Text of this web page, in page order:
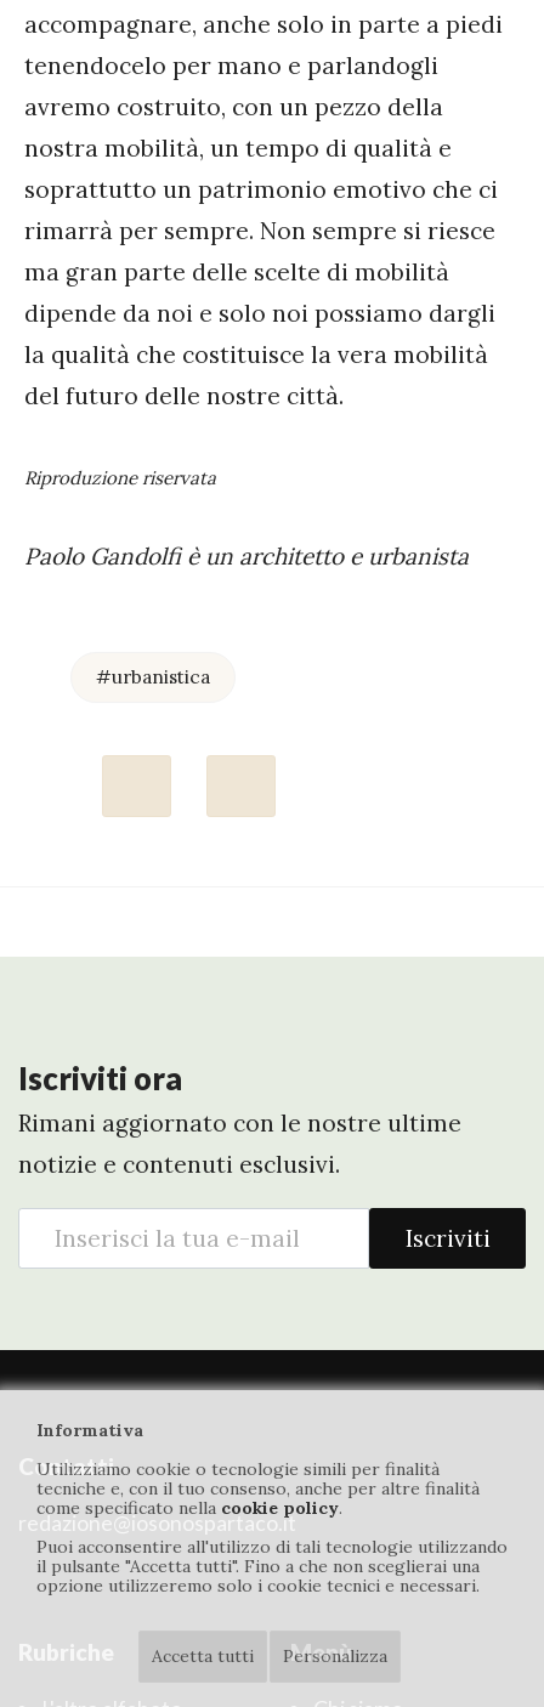
accompagnare, anche solo in parte a piedi
tenendocelo per mano e parlandogli
avremo costruito, con un pezzo della
nostra mobilità, un tempo di qualità e
soprattutto un patrimonio emotivo che ci
rimarrà per sempre. Non sempre si riesce
ma gran parte delle scelte di mobilità
dipende da noi e solo noi possiamo dargli
la qualità che costituisce la vera mobilità
del futuro delle nostre città.
Riproduzione riservata
Paolo Gandolfi è un architetto e urbanista
#urbanistica
Iscriviti ora
Rimani aggiornato con le nostre ultime
notizie e contenuti esclusivi.
Iscriviti
Contatti
redazione@iosonospartaco.it
Rubriche Menù
Informativa
Utilizziamo cookie o tecnologie simili per finalità
tecniche e, con il tuo consenso, anche per altre finalità
come specificato nella cookie policy.
Puoi acconsentire all'utilizzo di tali tecnologie utilizzando
il pulsante "Accetta tutti". Fino a che non sceglierai una
opzione utilizzeremo solo i cookie tecnici e necessari.
Accetta tutti Personalizza